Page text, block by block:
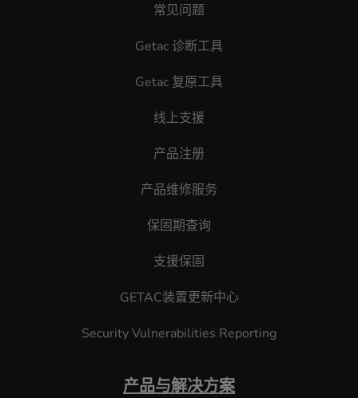
常见问题
Getac 诊断工具
Getac 复原工具
线上支援
产品注册
产品维修服务
保固期查询
支援保固
GETAC装置更新中心
Security Vulnerabilities Reporting
产品与解决方案